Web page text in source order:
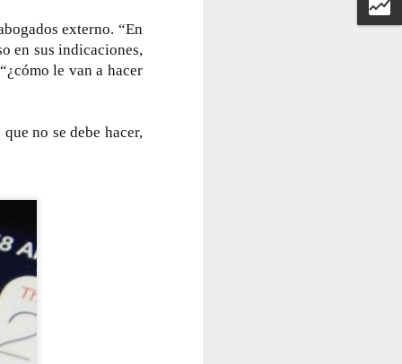
externo. “En
en sus indicaciones,
le van a hacer
no se debe hacer,